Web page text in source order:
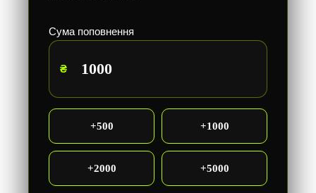
Сума поповнення
₴
+500 +1000
+2000 +5000